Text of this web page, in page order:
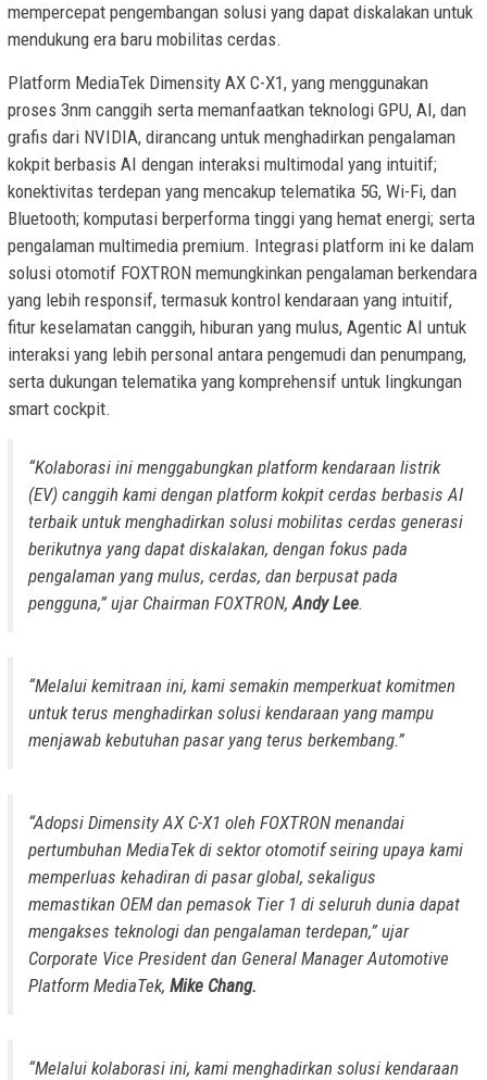
mempercepat pengembangan solusi yang dapat diskalakan untuk
mendukung era baru mobilitas cerdas.
Platform MediaTek Dimensity AX C-X1, yang menggunakan
proses 3nm canggih serta memanfaatkan teknologi GPU, AI, dan
grafis dari NVIDIA, dirancang untuk menghadirkan pengalaman
kokpit berbasis AI dengan interaksi multimodal yang intuitif;
konektivitas terdepan yang mencakup telematika 5G, Wi-Fi, dan
Bluetooth; komputasi berperforma tinggi yang hemat energi; serta
pengalaman multimedia premium. Integrasi platform ini ke dalam
solusi otomotif FOXTRON memungkinkan pengalaman berkendara
yang lebih responsif, termasuk kontrol kendaraan yang intuitif,
fitur keselamatan canggih, hiburan yang mulus, Agentic AI untuk
interaksi yang lebih personal antara pengemudi dan penumpang,
serta dukungan telematika yang komprehensif untuk lingkungan
smart cockpit.
“Kolaborasi ini menggabungkan platform kendaraan listrik
(EV) canggih kami dengan platform kokpit cerdas berbasis AI
terbaik untuk menghadirkan solusi mobilitas cerdas generasi
berikutnya yang dapat diskalakan, dengan fokus pada
pengalaman yang mulus, cerdas, dan berpusat pada
pengguna,” ujar Chairman FOXTRON, Andy Lee.
“Melalui kemitraan ini, kami semakin memperkuat komitmen
untuk terus menghadirkan solusi kendaraan yang mampu
menjawab kebutuhan pasar yang terus berkembang.”
“Adopsi Dimensity AX C-X1 oleh FOXTRON menandai
pertumbuhan MediaTek di sektor otomotif seiring upaya kami
memperluas kehadiran di pasar global, sekaligus
memastikan OEM dan pemasok Tier 1 di seluruh dunia dapat
mengakses teknologi dan pengalaman terdepan,” ujar
Corporate Vice President dan General Manager Automotive
Platform MediaTek, Mike Chang.
“Melalui kolaborasi ini, kami menghadirkan solusi kendaraan